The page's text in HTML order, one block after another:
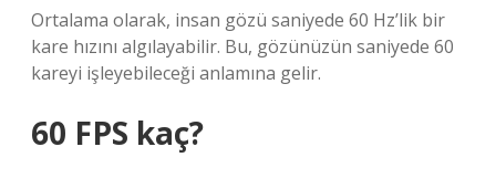
Ortalama olarak, insan gözü saniyede 60 Hz’lik bir
kare hızını algılayabilir. Bu, gözünüzün saniyede 60
kareyi işleyebileceği anlamına gelir.
60 FPS kaç?